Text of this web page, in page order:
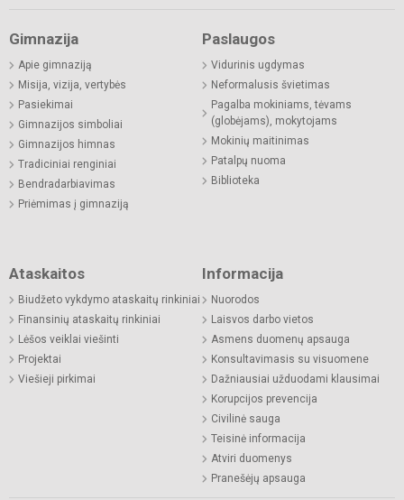
Gimnazija
Apie gimnaziją
Misija, vizija, vertybės
Pasiekimai
Gimnazijos simboliai
Gimnazijos himnas
Tradiciniai renginiai
Bendradarbiavimas
Priėmimas į gimnaziją
Paslaugos
Vidurinis ugdymas
Neformalusis švietimas
Pagalba mokiniams, tėvams
(globėjams), mokytojams
Mokinių maitinimas
Patalpų nuoma
Biblioteka
Ataskaitos
Biudžeto vykdymo ataskaitų rinkiniai
Finansinių ataskaitų rinkiniai
Lėšos veiklai viešinti
Projektai
Viešieji pirkimai
Informacija
Nuorodos
Laisvos darbo vietos
Asmens duomenų apsauga
Konsultavimasis su visuomene
Dažniausiai užduodami klausimai
Korupcijos prevencija
Civilinė sauga
Teisinė informacija
Atviri duomenys
Pranešėjų apsauga